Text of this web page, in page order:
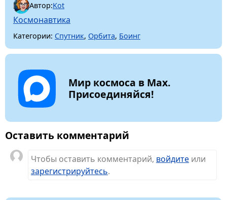
Автор:Kot
Космонавтика
Категории: Спутник, Орбита, Боинг
Мир космоса в Max.
Присоединяйся!
Оставить комментарий
Чтобы оставить комментарий, войдите или
зарегистрируйтесь.